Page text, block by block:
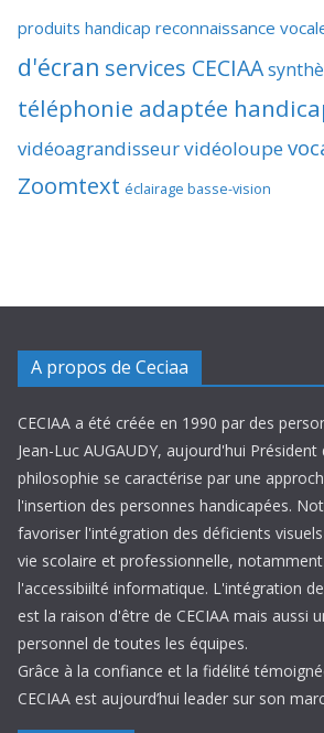
produits handicap reconnaissance
d'écran services CECIAA
téléphonie adaptée
vidéoagrandisseurvidéoloupe
Zoomtext éclairage basse-vision
A propos de Ceciaa
CECIAA a été créée en 1990 par des
Jean-Luc AUGAUDY, aujourd'hui
philosophie se caractérise par une
l'insertion des personnes handicapées.
favoriser l'intégration des déficients
vie scolaire et professionnelle,
l'accessibiilté informatique. L'intégration
est la raison d'être de CECIAA mais aussi
personnel de toutes les équipes.
Grâce à la confiance et la fidélité
CECIAA est aujourd’hui leader sur son